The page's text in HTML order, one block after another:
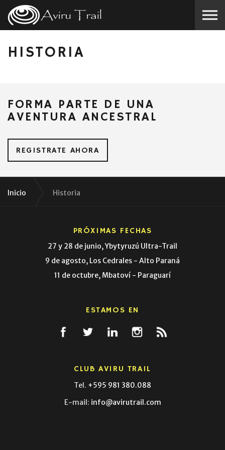
Skip to the content
HISTORIA
FORMA PARTE DE UNA
AVENTURA ANCESTRAL
REGISTRATE AHORA
Inicio Historia
PRÓXIMAS FECHAS
27 y 28 de junio, Ybytyruzú Ultra-Trail
9 de agosto, Los Cedrales - Alto Paraná
11 de octubre, Mbatoví - Paraguarí
ESTAMOS EN
CLUB AVIRU TRAIL
Tel. +595 981 380.088
E-mail: info@avirutrail.com